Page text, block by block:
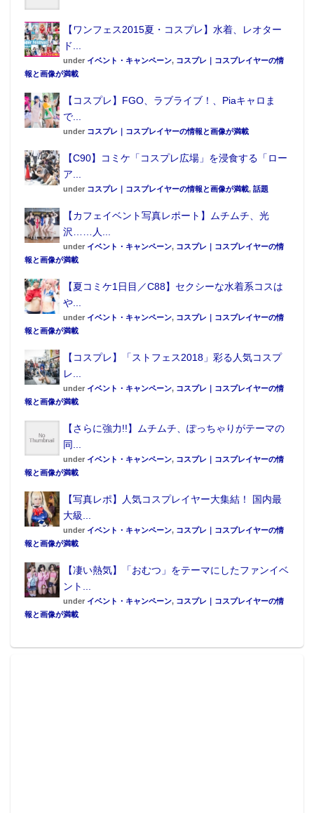
【ワンフェス2015夏・コスプレ】水着、レオター
ド...
under イベント・キャンペーン, コスプレ｜コスプレイヤーの情
報と画像が満載
【コスプレ】FGO、ラブライブ！、Piaキャロま
で...
under コスプレ｜コスプレイヤーの情報と画像が満載
【C90】コミケ「コスプレ広場」を浸食する「ロー
ア...
under コスプレ｜コスプレイヤーの情報と画像が満載, 話題
【カフェイベント写真レポート】ムチムチ、光
沢……人...
under イベント・キャンペーン, コスプレ｜コスプレイヤーの情
報と画像が満載
【夏コミケ1日目／C88】セクシーな水着系コスは
や...
under イベント・キャンペーン, コスプレ｜コスプレイヤーの情
報と画像が満載
【コスプレ】「ストフェス2018」彩る人気コスプ
レ...
under イベント・キャンペーン, コスプレ｜コスプレイヤーの情
報と画像が満載
【さらに強力!!】ムチムチ、ぽっちゃりがテーマの
同...
under イベント・キャンペーン, コスプレ｜コスプレイヤーの情
報と画像が満載
【写真レポ】人気コスプレイヤー大集結！ 国内最
大級...
under イベント・キャンペーン, コスプレ｜コスプレイヤーの情
報と画像が満載
【凄い熱気】「おむつ」をテーマにしたファンイベ
ント...
under イベント・キャンペーン, コスプレ｜コスプレイヤーの情
報と画像が満載